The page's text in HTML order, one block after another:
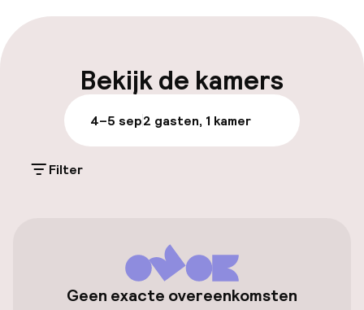
Meertalige medewerkers
Parkeren & mobiliteit
Openbaar parkeren
Overal rolstoeltoegankelijk
Lift
Bekijk de kamers
4–5 sep2 gasten, 1 kamer
Filter
Geen exacte overeenkomsten